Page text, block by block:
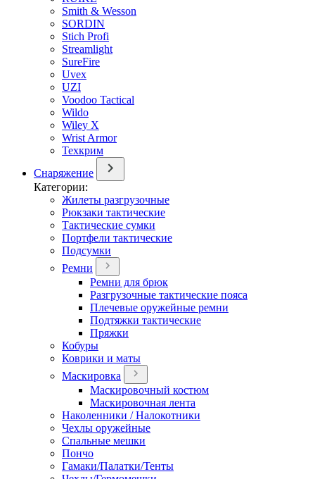
Smith & Wesson
SORDIN
Stich Profi
Streamlight
SureFire
Uvex
UZI
Voodoo Tactical
Wildo
Wiley X
Wrist Armor
Техкрим
Снаряжение
Категории:
Жилеты разгрузочные
Рюкзаки тактические
Тактические сумки
Портфели тактические
Подсумки
Ремни
Ремни для брюк
Разгрузочные тактические пояса
Плечевые оружейные ремни
Подтяжки тактические
Пряжки
Кобуры
Коврики и маты
Маскировка
Маскировочный костюм
Маскировочная лента
Наколенники / Налокотники
Чехлы оружейные
Спальные мешки
Пончо
Гамаки/Палатки/Тенты